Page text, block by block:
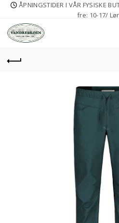
ÅPNINGSTIDER I VÅR FYSISKE
fre: 10-17/